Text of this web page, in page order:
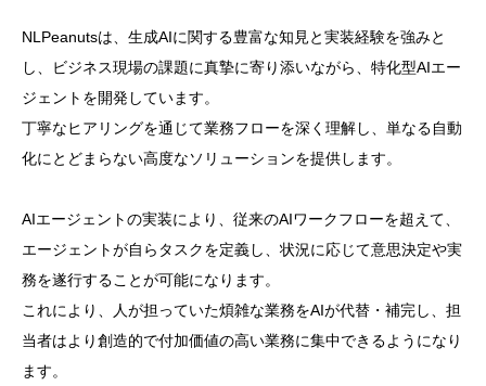
NLPeanutsは、生成AIに関する豊富な知見と実装経験を強みと
し、ビジネス現場の課題に真摯に寄り添いながら、特化型AIエー
ジェントを開発しています。
丁寧なヒアリングを通じて業務フローを深く理解し、単なる自動
化にとどまらない高度なソリューションを提供します。
AIエージェントの実装により、従来のAIワークフローを超えて、
エージェントが自らタスクを定義し、状況に応じて意思決定や実
務を遂行することが可能になります。
これにより、人が担っていた煩雑な業務をAIが代替・補完し、担
当者はより創造的で付加価値の高い業務に集中できるようになり
ます。